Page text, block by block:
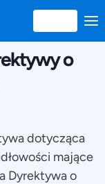
o
dotycząca
mające
Dyrektywa o